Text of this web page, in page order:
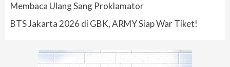
Membaca Ulang Sang Proklamator
BTS Jakarta 2026 di GBK, ARMY Siap War Tiket!